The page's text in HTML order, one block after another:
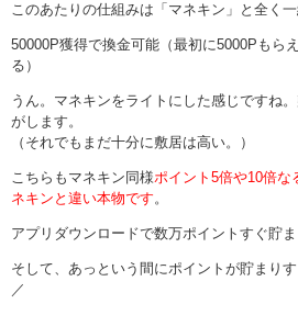
このあたりの仕組みは「マネキン」と全く
50000P獲得で換金可能（最初に5000Pもら
る）
うん。マネキンをライトにした感じですね
がします。
（それでもまだ十分に敷居は高い。）
こちらもマネキン同様ポイント5倍や10倍な
ネキンと違い本物です。
アプリダウンロードで数万ポイントすぐ貯ま
そして、あっという間にポイントが貯まり
／